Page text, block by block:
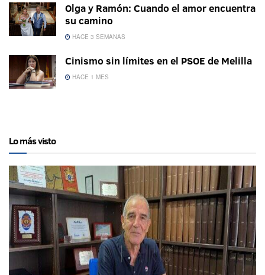
Olga y Ramón: Cuando el amor encuentra
su camino
HACE 3 SEMANAS
Cinismo sin límites en el PSOE de Melilla
HACE 1 MES
Lo más visto